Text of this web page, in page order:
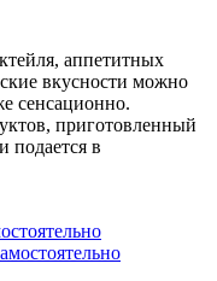
аппетитных
вкусности можно
сенсационно.
приготовленный
подается в